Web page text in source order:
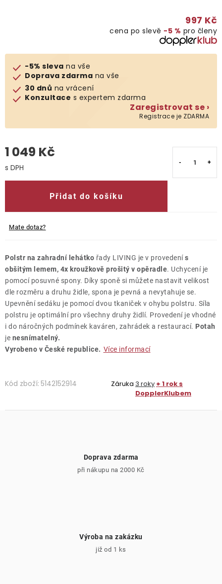
Prodávané značky
Klub výhod
Naše katalogy
O nás
Kontakty
997 Kč
cena po slevě −5 % pro členy
-5% sleva na vše
Doprava zdarma na vše
30 dnů na vrácení
Konzultace s expertem zdarma
Zaregistrovat se ›
Registrace je ZDARMA
1 049 Kč
Přidat do košíku
Mate dotaz?
Polstr na zahradní lehátko řady LIVING je v provedenís
obšitým lemem, 4x kroužkově prošitý v opěradle. Uchycení je
pomocí posuvné spony. Díky sponě si můžete nastavit velikost
dle rozměru a druhu židle, spona je pevná a nevytahuje se.
Upevnění sedáku je pomocí dvou tkaniček v ohybu polstru. Síla
polstru je optimální pro všechny druhy židlí. Provedení je vhodné
i do náročných podmínek kaváren, zahrádek a restaurací. Potah
je nesnímatelný.
Vyrobeno v České republice. Více informací
Kód zboží: 5142152914 Záruka 3 roky + 1 rok s
DopplerKlubem
Doprava zdarma
při nákupu na 2000 Kč
Výroba na zakázku
již od 1 ks